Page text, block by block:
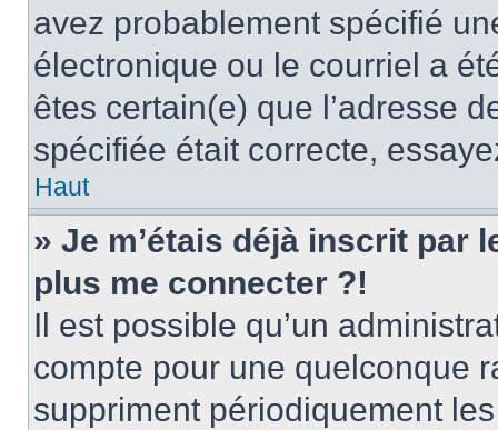
avez probablement spécifié
électronique ou le courriel a
êtes certain(e) que l’adresse
spécifiée était correcte,
Haut
» Je m’étais déjà inscrit par
plus me connecter ?!
Il est possible qu’un
compte pour une quelconque
suppriment périodiquement